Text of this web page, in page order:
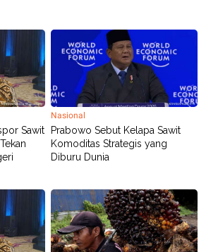
Sawit
Nasional
Prabowo Sebut Kelapa Sawit
Komoditas Strategis yang
Diburu Dunia